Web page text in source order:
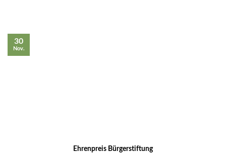
Ehrenpreis Bürgerstiftung
30
Nov.